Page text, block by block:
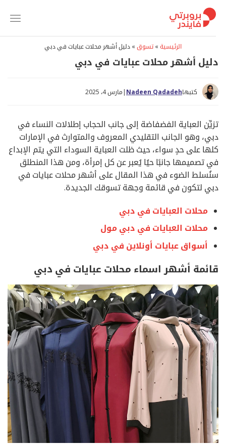
الرئيسية»تسوق»دليل أشهر محلات عبايات في دبي
دليل أشهر محلات عبايات في دبي
كتبهاNadeen Qadadeh
| مارس 4، 2025
تزيِّن العباية الفضفاضة إلى جانب الحجاب إطلالات النساء في
دبي، وهو الجانب التقليدي المعروف والمتوارث في الإمارات
كلها على حدٍ سواء، حيث ظلت العباية السوداء التي يتم الإبداع
في تصميمها جانبًا حيُا يُعبر عن كل إمرأة، ومن هذا المنطلق
سنُسلط الضوء في هذا المقال على أشهر محلات عبايات في
دبي لتكون في قائمة وجهة تسوقك الجديدة.
محلات العبايات في دبي
محلات العبايات في دبي مول
أسواق عبايات أونلاين في دبي
قائمة أشهر اسماء محلات عبايات في دبي